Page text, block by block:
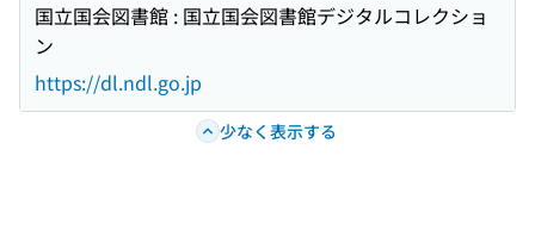
国立国会図書館 : 国立国会図書館デジタルコレクショ
ン
https://dl.ndl.go.jp
少なく表示する